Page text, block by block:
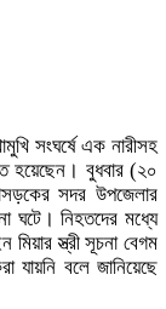
সংঘর্ষে এক নারীসহ
বুধবার (২০
সদর উপজেলার
ঘটে। নিহতদের মধ্যে
স্ত্রী সূচনা বেগম
বলে জানিয়েছে